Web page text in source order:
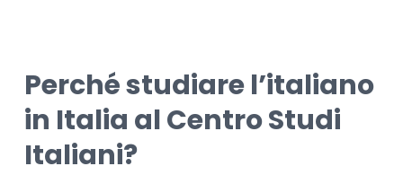
Perché studiare l’italiano
in Italia al Centro Studi
Italiani?